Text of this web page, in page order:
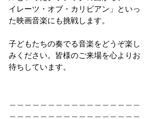
イレーツ・オブ・カリビアン」といっ
た映画⾳楽にも挑戦します。
⼦どもたちの奏でる⾳楽をどうぞ楽し
みください。皆様のご来場を⼼よりお
待ちしています。